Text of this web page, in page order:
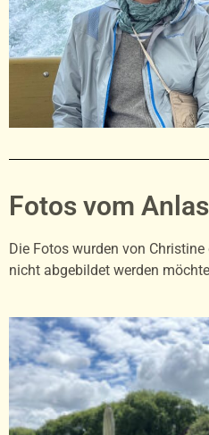
Fotos vom
Die Fotos wurden von
nicht abgebildet werden